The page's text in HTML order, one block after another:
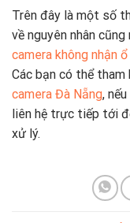
Trên đây là một số
về nguyên nhân
camera không nhận
Các bạn có thể
camera Đà Nẵng,
liên hệ trực tiếp tới
xử lý.